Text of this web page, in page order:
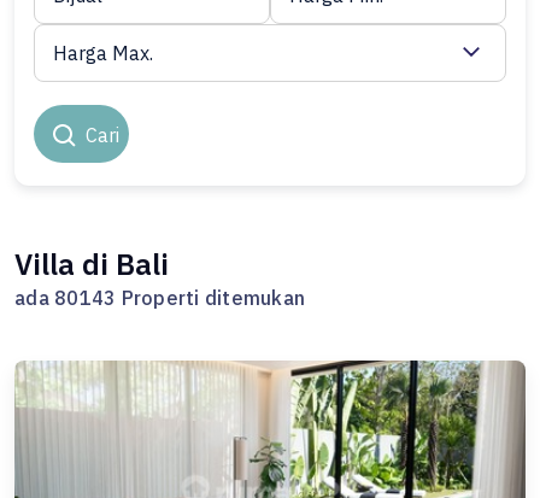
Cari
Harga Max.
Villa di Bali
ada 80143 Properti ditemukan